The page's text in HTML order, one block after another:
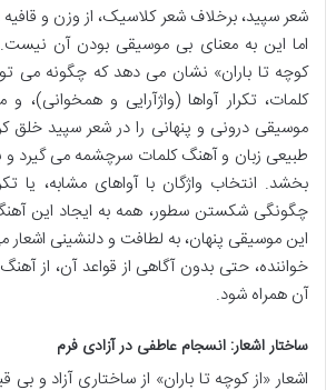
شعر سپید، برخلاف شعر کلاسیک، از وزن و
اما این به معنای بی موسیقی بودن آن
کوچه تا باران» نشان می دهد که چگونه می
کلمات، تکرار آواها (واژآرایی و
موسیقی درونی و پنهانی را در شعر سپید خلق
طبیعی زبان و آهنگ کلمات سرچشمه می گیرد
بخشد. انتخاب واژگان با آواهای مشابه، یا
چگونگی شکستن سطور، همه به ایجاد این
این موسیقی پنهان، به لطافت و دلنشینی اشعار
خواننده، حتی بدون آگاهی از قواعد آن، از
آن همراه شود.
ساختار اشعار: انسجام عاطفی در آزادی فرم
اشعار «از کوچه تا باران» از ساختاری آزاد و بی